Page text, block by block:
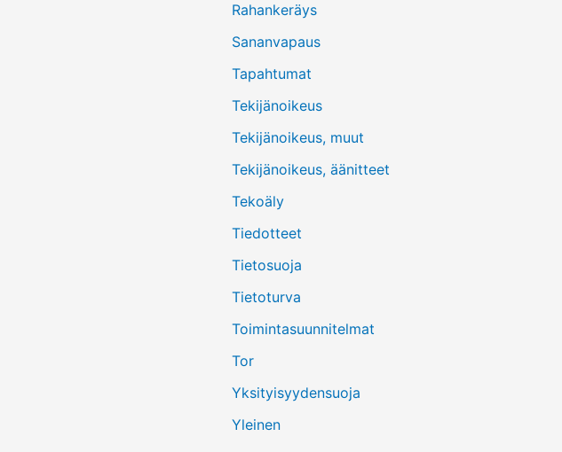
Rahankeräys
Sananvapaus
Tapahtumat
Tekijänoikeus
Tekijänoikeus, muut
Tekijänoikeus, äänitteet
Tekoäly
Tiedotteet
Tietosuoja
Tietoturva
Toimintasuunnitelmat
Tor
Yksityisyydensuoja
Yleinen